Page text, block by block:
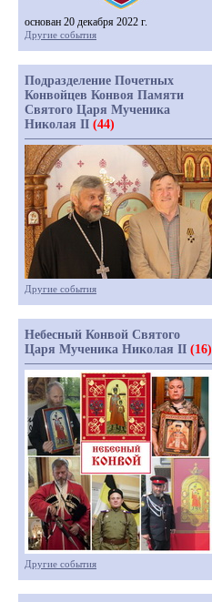
основан 20 декабря 2022 г.
Другие события
Подразделение Почетных
Конвойцев Конвоя Памяти
Святого Царя Мученика
Николая II (44)
Другие события
Небесный Конвой Святого
Царя Мученика Николая II (16)
Другие события